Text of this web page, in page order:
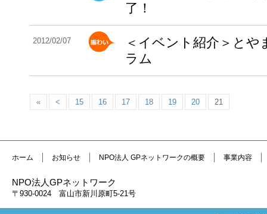
了！
2012/02/07
＜イベント紹介＞と
ラム
« < 15 16 17 18 19 20 21
ホーム お知らせ NPO法人 GPネットワークの概要 事業内容
NPO法人GPネットワーク
〒930-0024 富山市新川原町5-21号